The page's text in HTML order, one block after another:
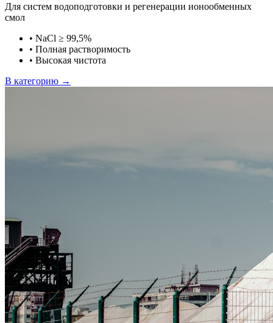
Для систем водоподготовки и регенерации ионообменных
смол
• NaCl ≥ 99,5%
• Полная растворимость
• Высокая чистота
В категорию →